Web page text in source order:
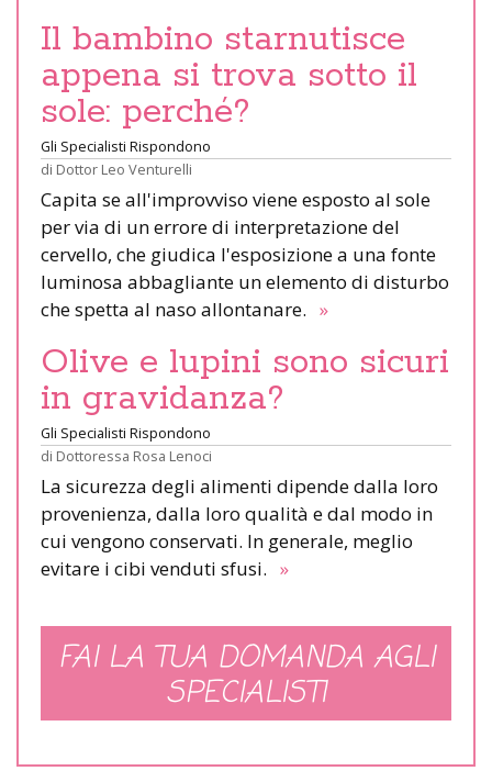
Il bambino starnutisce
appena si trova sotto il
sole: perché?
Gli Specialisti Rispondono
di Dottor Leo Venturelli
Capita se all'improvviso viene esposto al sole
per via di un errore di interpretazione del
cervello, che giudica l'esposizione a una fonte
luminosa abbagliante un elemento di disturbo
che spetta al naso allontanare. »
Olive e lupini sono sicuri
in gravidanza?
Gli Specialisti Rispondono
di Dottoressa Rosa Lenoci
La sicurezza degli alimenti dipende dalla loro
provenienza, dalla loro qualità e dal modo in
cui vengono conservati. In generale, meglio
evitare i cibi venduti sfusi. »
FAI LA TUA DOMANDA AGLI
SPECIALISTI